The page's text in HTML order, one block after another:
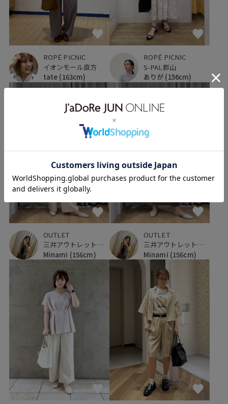
ROPÉ PICNIC
イオンモール直方
tate (163cm)
ROPÉ PICNIC
S-PAL郡山
ありが (156cm)
OUTLET
三井アウトレットパーク ジャズドリーム長島
Minami (156cm)
OUTLET
三井アウトレットパーク ジャズドリーム長島
Minami (156cm)